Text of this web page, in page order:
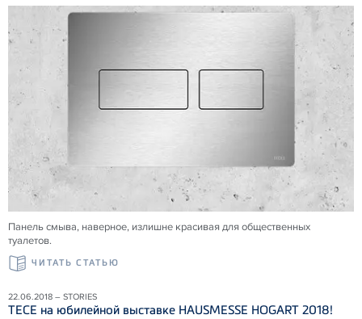
Панель смыва, наверное, излишне красивая для общественных
туалетов.
ЧИТАТЬ СТАТЬЮ
22.06.2018 – STORIES
ТЕСЕ на юбилейной выставке HAUSMESSE HOGART 2018!